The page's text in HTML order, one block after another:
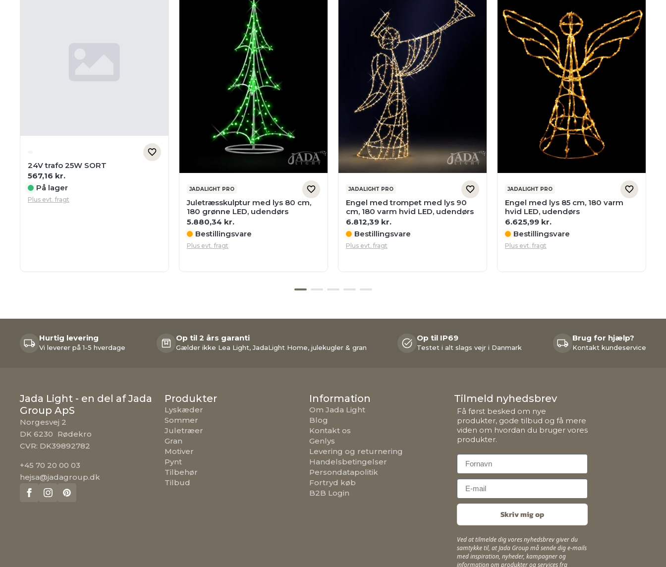
24V trafo 25W SORT
567,16 kr.
På lager
Plus evt. fragt
JADALIGHT PRO
Juletræsskulptur med lys 80 cm,
180 grønne LED, udendørs
5.880,34 kr.
Bestillingsvare
Plus evt. fragt
JADALIGHT PRO
Engel med trompet med lys 90
cm, 180 varm hvid LED, udendørs
6.812,39 kr.
Bestillingsvare
Plus evt. fragt
JADALIGHT PRO
Engel med lys 85 cm, 180 varm
hvid LED, udendørs
6.625,99 kr.
Bestillingsvare
Plus evt. fragt
Hurtig levering
Vi leverer på 1-5 hverdage
Op til 2 års garanti
Gælder ikke Lea Light, JadaLight Home, julekugler & gran
Op til IP69
Testet i alt slags vejr i Danmark
Brug for hjælp?
Kontakt kundeservice
Jada Light - en del af Jada
Group ApS
Norgesvej 2
DK 6230 Rødekro
CVR: DK39892782
+45 70 20 00 03
hejsa@jadagroup.dk
Produkter
Lyskæder
Sommer
Juletræer
Gran
Motiver
Pynt
Tilbehør
Tilbud
Information
Om Jada Light
Blog
Kontakt os
Genlys
Levering og returnering
Handelsbetingelser
Persondatapolitik
Fortryd køb
B2B Login
Tilmeld nyhedsbrev
Få først besked om nye
produkter, gode tilbud og få mere
viden om hvordan du bruger vores
produkter.
First Name
Email
Skriv mig op
Ved at tilmelde dig vores nyhedsbrev giver du
samtykke til, at Jada Group må sende dig e-mails
med inspiration, nyheder, kampagner og
information om produkter og services fra